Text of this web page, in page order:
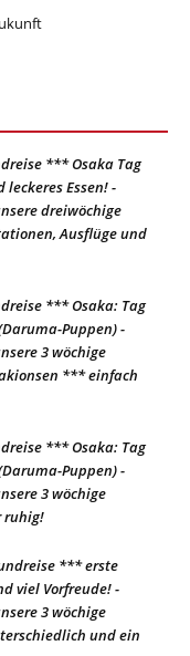
*** Osaka Tag
Essen! -
dreiwöchige
Ausflüge und
*** Osaka: Tag
Puppen) -
3 wöchige
*** einfach
*** Osaka: Tag
Puppen) -
3 wöchige
ruhig!
*** erste
viel Vorfreude! -
3 wöchige
und ein